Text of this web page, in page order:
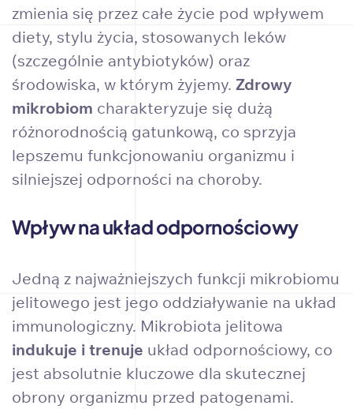
zmienia się przez całe życie pod wpływem
diety, stylu życia, stosowanych leków
(szczególnie antybiotyków) oraz
środowiska, w którym żyjemy. Zdrowy
mikrobiom charakteryzuje się dużą
różnorodnością gatunkową, co sprzyja
lepszemu funkcjonowaniu organizmu i
silniejszej odporności na choroby.
Wpływ na układ odpornościowy
Jedną z najważniejszych funkcji mikrobiomu
jelitowego jest jego oddziaływanie na układ
immunologiczny. Mikrobiota jelitowa
indukuje i trenuje układ odpornościowy, co
jest absolutnie kluczowe dla skutecznej
obrony organizmu przed patogenami.